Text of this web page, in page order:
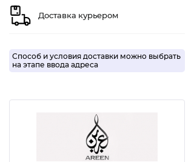
Доставка курьером
Способ и условия доставки можно выбрать
на этапе ввода адреса